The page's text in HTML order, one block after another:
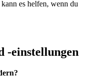
es helfen, wenn du
-einstellungen